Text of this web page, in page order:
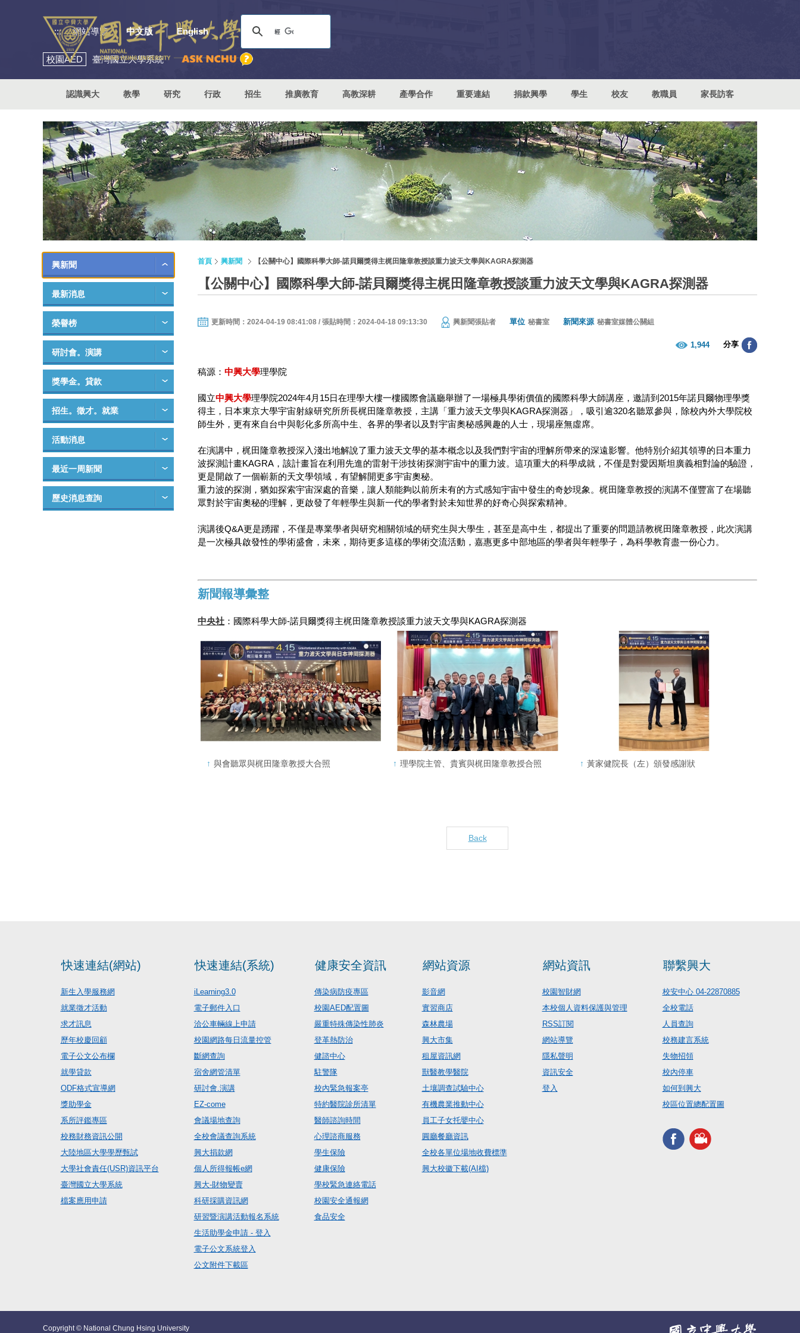
::: 網站導覽 中文版 English
校園AED 臺灣國立大學系統
認識興大 教學 研究 行政 招生 推廣教育 高教深耕 產學合作 重要連結 捐款興學 學生 校友 教職員 家長訪客
興新聞
最新消息
榮譽榜
研討會。演講
獎學金。貸款
招生。徵才。就業
活動消息
最近一周新聞
歷史消息查詢
首頁 興新聞 【公關中心】國際科學大師-諾貝爾獎得主梶田隆章教授談重力波天文學與KAGRA探測器
【公關中心】國際科學大師-諾貝爾獎得主梶田隆章教授談重力波天文學與KAGRA探測器
更新時間：2024-04-19 08:41:08 / 張貼時間：2024-04-18 09:13:30 興新聞張貼者 單位 秘書室 新聞來源 秘書室媒體公關組
1,944 分享
稿源： 中興大學理學院
國立中興大學理學院2024年4月15日在理學大樓一樓國際會議廳舉辦了一場極具學術價值的國際科學大師講座，邀請到2015年諾貝爾物理學獎
得主，日本東京大學宇宙射線研究所所長梶田隆章教授，主講「重力波天文學與KAGRA探測器」，吸引逾320名聽眾參與，除校內外大學院校
師生外，更有來自台中與彰化多所高中生、各界的學者以及對宇宙奧秘感興趣的人士，現場座無虛席。
在演講中，梶田隆章教授深入淺出地解說了重力波天文學的基本概念以及我們對宇宙的理解所帶來的深遠影響。他特別介紹其領導的日本重力
波探測計畫KAGRA，該計畫旨在利用先進的雷射干涉技術探測宇宙中的重力波。這項重大的科學成就，不僅是對愛因斯坦廣義相對論的驗證，
更是開啟了一個嶄新的天文學領域，有望解開更多宇宙奧秘。
重力波的探測，猶如探索宇宙深處的音樂，讓人類能夠以前所未有的方式感知宇宙中發生的奇妙現象。梶田隆章教授的演講不僅豐富了在場聽
眾對於宇宙奧秘的理解，更啟發了年輕學生與新一代的學者對於未知世界的好奇心與探索精神。
演講後Q&A更是踴躍，不僅是專業學者與研究相關領域的研究生與大學生，甚至是高中生，都提出了重要的問題請教梶田隆章教授，此次演講
是一次極具啟發性的學術盛會，未來，期待更多這樣的學術交流活動，嘉惠更多中部地區的學者與年輕學子，為科學教育盡一份心力。
新聞報導彙整
中央社 ：國際科學大師-諾貝爾獎得主梶田隆章教授談重力波天文學與KAGRA探測器
與會聽眾與梶田隆章教授大合照 理學院主管、貴賓與梶田隆章教授合照 黃家健院長（左）頒發感謝狀
Back
快速連結(網站)
新生入學服務網
就業徵才活動
求才訊息
歷年校慶回顧
電子公文公布欄
就學貸款
ODF格式宣導網
獎助學金
系所評鑑專區
校務財務資訊公開
大陸地區大學學歷甄試
大學社會責任(USR)資訊平台
臺灣國立大學系統
檔案應用申請
快速連結(系統)
iLearning3.0
電子郵件入口
洽公車輛線上申請
校園網路每日流量控管
斷網查詢
宿舍網管清單
研討會.演講
EZ-come
會議場地查詢
全校會議查詢系統
興大捐款網
個人所得報帳e網
興大-財物變賣
科研採購資訊網
研習暨演講活動報名系統
生活助學金申請 - 登入
電子公文系統登入
公文附件下載區
健康安全資訊
傳染病防疫專區
校園AED配置圖
嚴重特殊傳染性肺炎
登革熱防治
健諮中心
駐警隊
校內緊急報案亭
特約醫院診所清單
醫師諮詢時間
心理諮商服務
學生保險
健康保險
學校緊急連絡電話
校園安全通報網
食品安全
網站資源
影音網
實習商店
森林農場
興大市集
租屋資訊網
獸醫教學醫院
土壤調查試驗中心
有機農業推動中心
員工子女托嬰中心
圓廳餐廳資訊
全校各單位場地收費標準
興大校徽下載(AI檔)
網站資訊
校園智財網
本校個人資料保護與管理
RSS訂閱
網站導覽
隱私聲明
資訊安全
登入
聯繫興大
校安中心 04-22870885
全校電話
人員查詢
校務建言系統
失物招領
校內停車
如何到興大
校區位置總配置圖
Copyright © National Chung Hsing University